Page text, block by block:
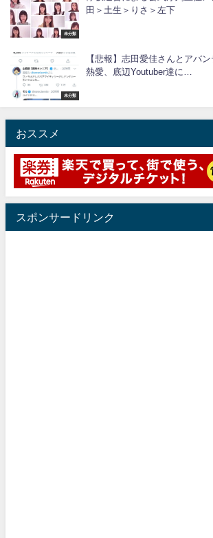
未分類
田＞土生＞りさ＞左下
未分類
【悲報】志田愛佳さんとアバ
熱愛、底辺Youtuber達に…
おススメ
スポンサードリンク